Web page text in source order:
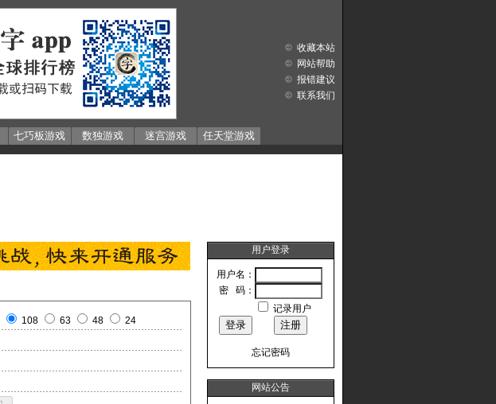
七巧板游戏 数独游戏 迷宫游戏 任天堂游戏
收藏本站
网站帮助
报错建议
联系我们
108 63 48
24
用户登录
用户名：
密 码：
记录用户
忘记密码
网站公告